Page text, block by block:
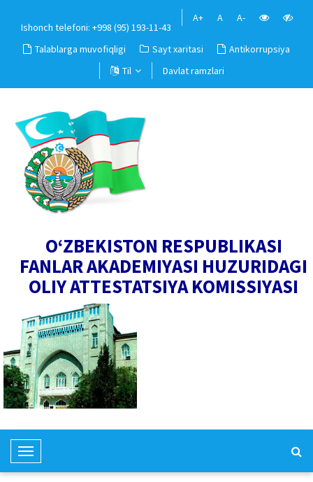
Ishonch telefoni: +998 (95) 193-11-43
A+ A A-
Talablarga muvofiqligi Sayt xaritasi
Antikorrupsiya
Til
Davlat ramzlari
O‘ZBEKISTON RESPUBLIKASI
FANLAR AKADEMIYASI HUZURIDAGI
OLIY ATTESTATSIYA KOMISSIYASI
T
o